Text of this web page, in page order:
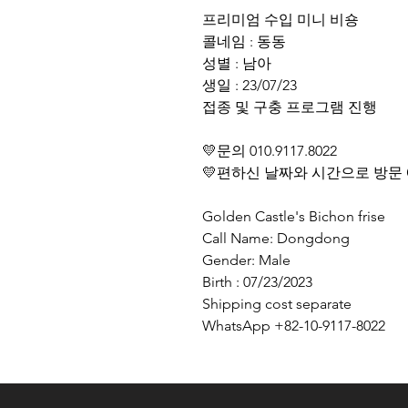
프리미엄 수입 미니 비숑
콜네임 : 동동
성별 : 남아
생일 : 23/07/23
접종 및 구충 프로그램 진행
💛문의 010.9117.8022
💛편하신 날짜와 시간으로 방문
Golden Castle's Bichon frise
Call Name: Dongdong
Gender: Male
Birth : 07/23/2023
Shipping cost separate
WhatsApp +82-10-9117-8022